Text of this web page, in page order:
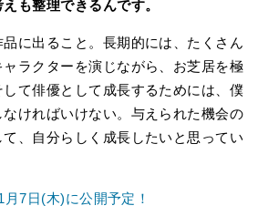
も整理できるんです。
に出ること。長期的には、たくさん
ラクターを演じながら、お芝居を極
て俳優として成長するためには、僕
ければいけない。与えられた機会の
、自分らしく成長したいと思ってい
7日(木)に公開予定！